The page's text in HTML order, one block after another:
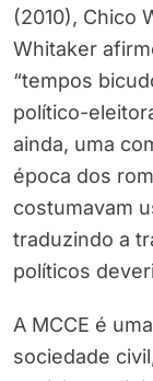
(2010), Chico
Whitaker
“tempos
político-
ainda, uma
época dos
costumavam
traduzindo a
políticos
A MCCE é
sociedade